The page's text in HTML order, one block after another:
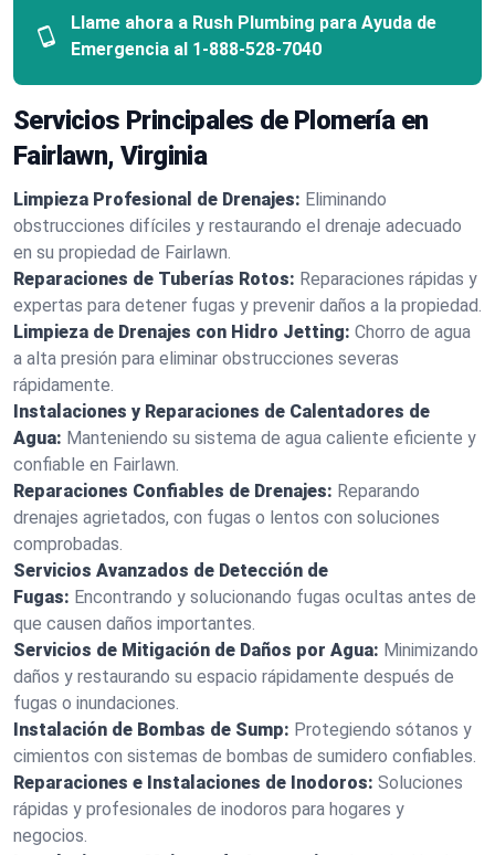
Llame ahora a Rush Plumbing para Ayuda de
Emergencia al 1-888-528-7040
Servicios Principales de Plomería en
Fairlawn, Virginia
Limpieza Profesional de Drenajes: Eliminando
obstrucciones difíciles y restaurando el drenaje adecuado
en su propiedad de Fairlawn.
Reparaciones de Tuberías Rotos: Reparaciones rápidas y
expertas para detener fugas y prevenir daños a la propiedad.
Limpieza de Drenajes con Hidro Jetting: Chorro de agua
a alta presión para eliminar obstrucciones severas
rápidamente.
Instalaciones y Reparaciones de Calentadores de
Agua: Manteniendo su sistema de agua caliente eficiente y
confiable en Fairlawn.
Reparaciones Confiables de Drenajes: Reparando
drenajes agrietados, con fugas o lentos con soluciones
comprobadas.
Servicios Avanzados de Detección de
Fugas: Encontrando y solucionando fugas ocultas antes de
que causen daños importantes.
Servicios de Mitigación de Daños por Agua: Minimizando
daños y restaurando su espacio rápidamente después de
fugas o inundaciones.
Instalación de Bombas de Sump: Protegiendo sótanos y
cimientos con sistemas de bombas de sumidero confiables.
Reparaciones e Instalaciones de Inodoros: Soluciones
rápidas y profesionales de inodoros para hogares y
negocios.